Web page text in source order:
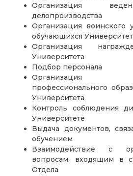
Организация
делопроизводства
Организация воинского
обучающихся
Организация
Университета
Подбор персонала
Организация
профессионального
Университета
Контроль соблюдения
Университете
Выдача документов,
обучением
Взаимодействие с
вопросам, входящим в
Отдела